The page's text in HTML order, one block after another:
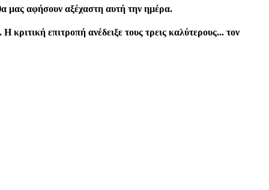
μας αφήσουν αξέχαστη αυτή την ημέρα.
επιτροπή ανέδειξε τους τρεις καλύτερους... τον